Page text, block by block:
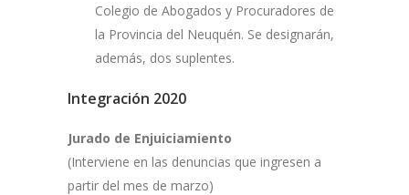
Colegio de Abogados y Procuradores de
la Provincia del Neuquén. Se designarán,
además, dos suplentes.
Integración 2020
Jurado de Enjuiciamiento
(Interviene en las denuncias que ingresen a
partir del mes de marzo)